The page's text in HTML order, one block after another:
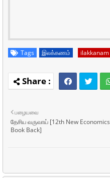
Tags இலக்கணம் ilakkanam
பழையவை
தேசிய வருவாய் [12th New Economics
Book Back]